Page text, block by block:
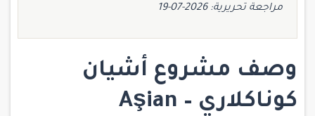
مراجعة تحريرية: 2026-07-19
وصف مشروع أشيان
كوناكلاري – Aşian